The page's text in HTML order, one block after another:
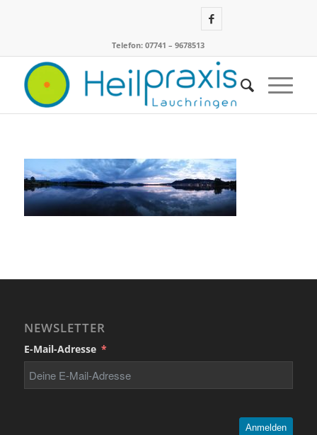
Telefon: 07741 – 9678513
NEWSLETTER
E-Mail-Adresse
Anmelden